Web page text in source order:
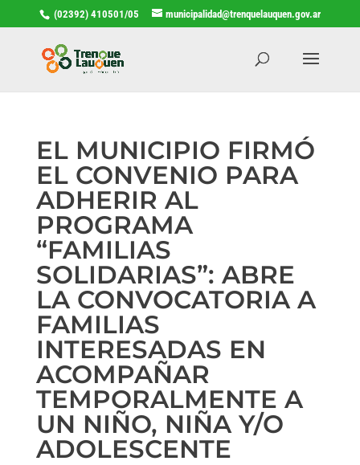
(02392) 410501/05 municipalidad@trenquelauquen.gov.ar
EL MUNICIPIO FIRMÓ
EL CONVENIO PARA
ADHERIR AL
PROGRAMA
“FAMILIAS
SOLIDARIAS”: ABRE
LA CONVOCATORIA A
FAMILIAS
INTERESADAS EN
ACOMPAÑAR
TEMPORALMENTE A
UN NIÑO, NIÑA Y/O
ADOLESCENTE